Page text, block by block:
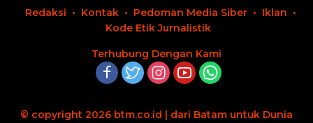
Redaksi Kontak Pedoman Media Siber
Iklan
Kode Etik Jurnalistik
Terhubung Dengan Kami
© copyright 2026 btm.co.id | dari Batam untuk Dunia